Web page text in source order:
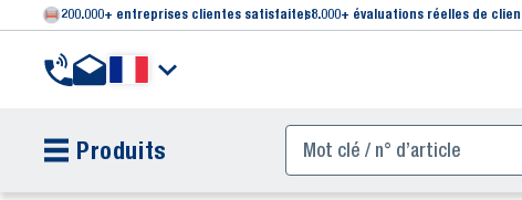
200.000+ entreprises clientes satisfaites8.000+ évaluations réelles de
Produits